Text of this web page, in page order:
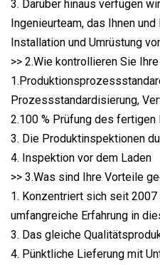
3. Darüber hinaus verfügen
Ingenieurteam, das Ihnen
Installation und Umrüstung
>> 2.Wie kontrollieren Sie
Prozessstandardisierung,
2.100 % Prüfung des fertigen
3. Die Produktinspektionen
4. Inspektion vor dem Laden
>> 3.Was sind Ihre Vorteile
1. Konzentriert sich seit
umfangreiche Erfahrung in
3. Das gleiche
4. Pünktliche Lieferung mit